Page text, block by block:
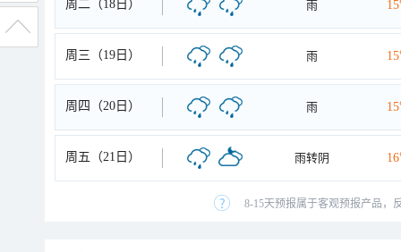
周二（18日） 雨
周三（19日） 雨
周四（20日） 雨
周五（21日） 雨转阴
8-15天预报属于客观预报产品，